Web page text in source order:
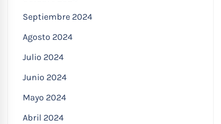
Septiembre 2024
Agosto 2024
Julio 2024
Junio 2024
Mayo 2024
Abril 2024